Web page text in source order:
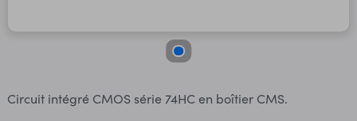
Circuit intégré CMOS série 74HC en boîtier CMS.